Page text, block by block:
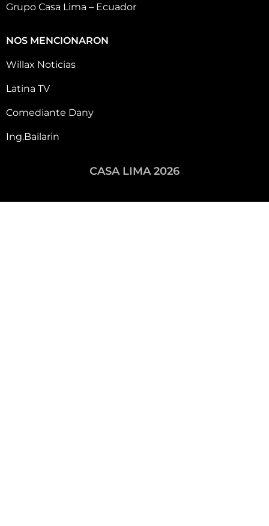
Grupo Casa Lima – Ecuador
NOS MENCIONARON
Willax Noticias
Latina TV
Comediante Dany
Ing.Bailarin
CASA LIMA 2026